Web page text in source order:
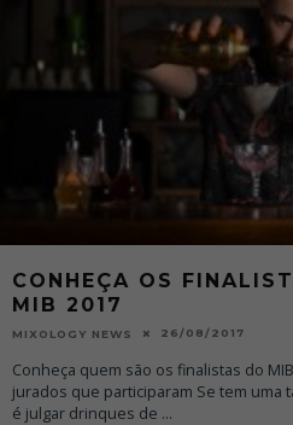
CONHEÇA OS
MIB 2017
MIXOLOGY NEWS 26/08/2017
Conheça quem são os finalistas do
jurados que participaram Se tem uma
é julgar drinques de ...